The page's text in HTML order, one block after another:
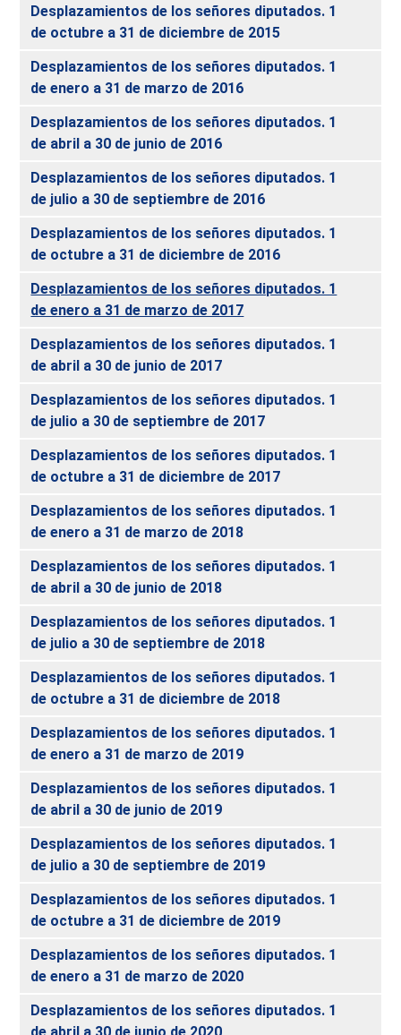
Desplazamientos de los señores diputados. 1
de octubre a 31 de diciembre de 2015
Desplazamientos de los señores diputados. 1
de enero a 31 de marzo de 2016
Desplazamientos de los señores diputados. 1
de abril a 30 de junio de 2016
Desplazamientos de los señores diputados. 1
de julio a 30 de septiembre de 2016
Desplazamientos de los señores diputados. 1
de octubre a 31 de diciembre de 2016
Desplazamientos de los señores diputados. 1
de enero a 31 de marzo de 2017
Desplazamientos de los señores diputados. 1
de abril a 30 de junio de 2017
Desplazamientos de los señores diputados. 1
de julio a 30 de septiembre de 2017
Desplazamientos de los señores diputados. 1
de octubre a 31 de diciembre de 2017
Desplazamientos de los señores diputados. 1
de enero a 31 de marzo de 2018
Desplazamientos de los señores diputados. 1
de abril a 30 de junio de 2018
Desplazamientos de los señores diputados. 1
de julio a 30 de septiembre de 2018
Desplazamientos de los señores diputados. 1
de octubre a 31 de diciembre de 2018
Desplazamientos de los señores diputados. 1
de enero a 31 de marzo de 2019
Desplazamientos de los señores diputados. 1
de abril a 30 de junio de 2019
Desplazamientos de los señores diputados. 1
de julio a 30 de septiembre de 2019
Desplazamientos de los señores diputados. 1
de octubre a 31 de diciembre de 2019
Desplazamientos de los señores diputados. 1
de enero a 31 de marzo de 2020
Desplazamientos de los señores diputados. 1
de abril a 30 de junio de 2020